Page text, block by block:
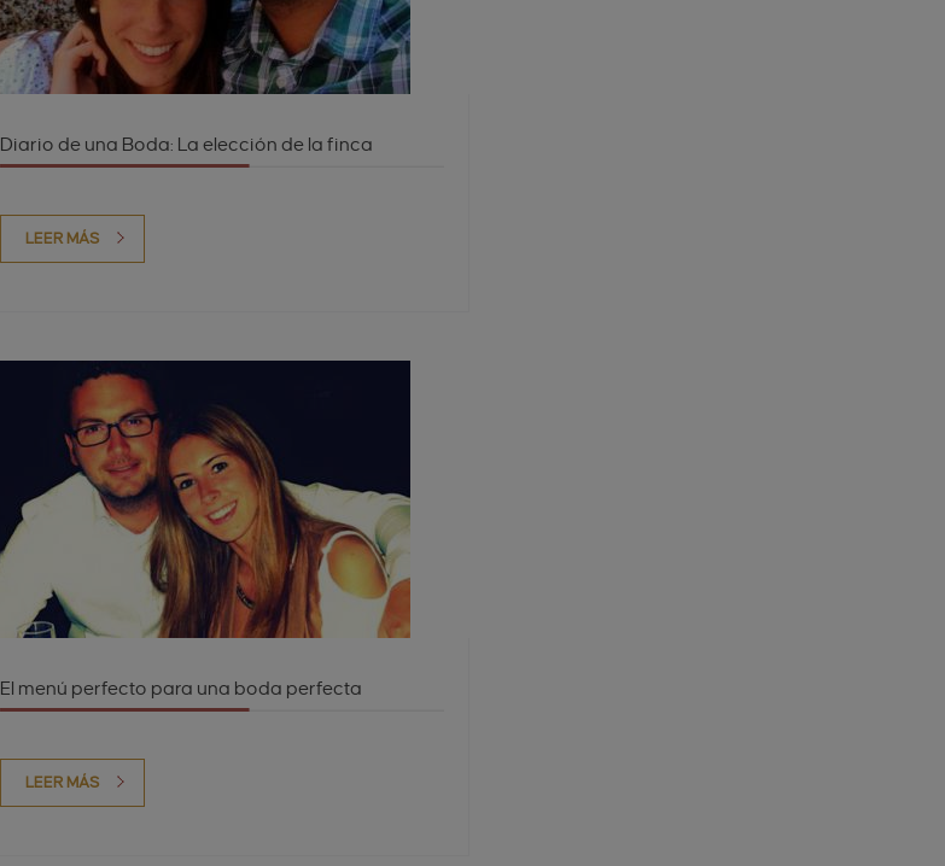
Diario de una Boda: La elección de la finca
LEER MÁS
El menú perfecto para una boda perfecta
LEER MÁS